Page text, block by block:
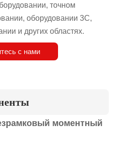
точном
оборудовании 3C,
и других областях.
с нами
моментный